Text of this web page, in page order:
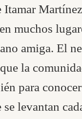
Itamar
muchos
amiga. El
la
para
se levantan